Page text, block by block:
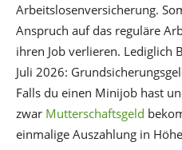
Arbeitslosenversicherung.
Anspruch auf das reguläre
ihren Job verlieren. Lediglich
Juli 2026:
Falls du einen Minijob hast
zwar Mutterschaftsgeld
einmalige Auszahlung in